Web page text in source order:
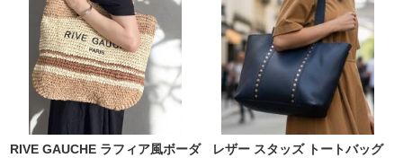
RIVE GAUCHE ラフィア風ボーダ
レザー スタッズ トートバッグ